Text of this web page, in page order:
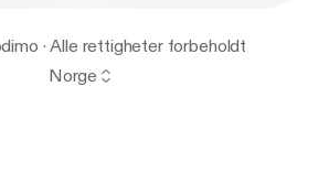
· Alle rettigheter forbeholdt
Norge